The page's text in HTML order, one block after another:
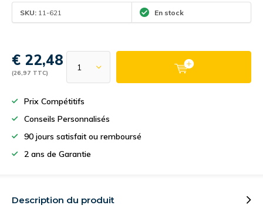
SKU: 11-621 En stock
€ 22,48
(26,97 TTC)
Prix Compétitifs
Conseils Personnalisés
90 jours satisfait ou remboursé
2 ans de Garantie
Description du produit